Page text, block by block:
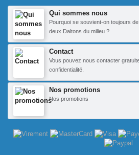
Qui sommes nous
Pourquoi se souvient-on toujours
deux Daltons du milieu ?
Contact
Vous pouvez nous contacter
confidentialité.
Nos promotions
Nos promotions